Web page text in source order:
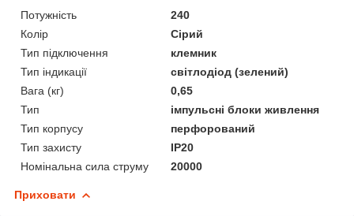
Потужність
240
Колір
Сірий
Тип підключення
клемник
Тип індикації
світлодіод (зелений)
Вага (кг)
0,65
Тип
імпульсні блоки живлення
Тип корпусу
перфорований
Тип захисту
IP20
Номінальна сила струму
20000
Приховати